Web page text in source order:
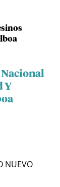
Nacional
Y
NUEVO